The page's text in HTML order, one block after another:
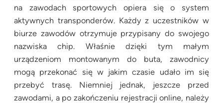
na zawodach sportowych opiera się o system
aktywnych transponderów. Każdy z uczestników w
biurze zawodów otrzymuje przypisany do swojego
nazwiska chip. Właśnie dzięki tym małym
urządzeniom montowanym do buta, zawodnicy
mogą przekonać się w jakim czasie udało im się
przebyć trasę. Niemniej jednak, jeszcze przed
zawodami, a po zakończeniu rejestracji online, należy